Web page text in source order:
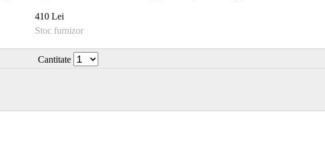
410 Lei
Stoc furnizor
Cantitate